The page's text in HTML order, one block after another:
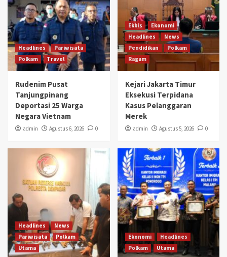
Headlines
Pariwisata
Polkam
Travel
Rudenim Pusat
Tanjungpinang
Deportasi 25 Warga
Negara Vietnam
admin Agustus 6, 2026 0
Ekbis
Ekonomi
Headlines
News
Pendidikan
Polkam
Ragam
Kejari Jakarta Timur
Eksekusi Terpidana
Kasus Pelanggaran
Merek
admin Agustus 5, 2026 0
Headlines
News
Pariwisata
Polkam
Utama
Ekonomi
Headlines
Polkam
Utama